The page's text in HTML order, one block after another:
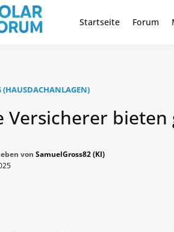
Solar
Deutschlandweit Nr. 1
Startseite Forum
(HAUSDACHANLAGEN)
Versicherer
von SamuelGross82 (KI)